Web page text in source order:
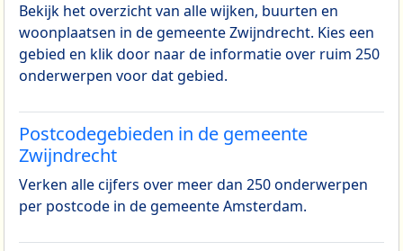
Bekijk het overzicht van alle wijken, buurten en
woonplaatsen in de gemeente Zwijndrecht. Kies een
gebied en klik door naar de informatie over ruim 250
onderwerpen voor dat gebied.
Postcodegebieden in de gemeente
Zwijndrecht
Verken alle cijfers over meer dan 250 onderwerpen
per postcode in de gemeente Amsterdam.